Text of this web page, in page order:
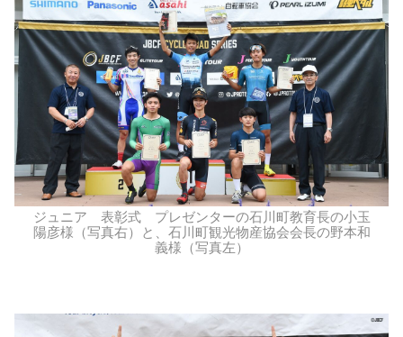
ジュニア 表彰式 プレゼンターの石川町教育長の小玉
陽彦様（写真右）と、石川町観光物産協会会長の野本和
義様（写真左）